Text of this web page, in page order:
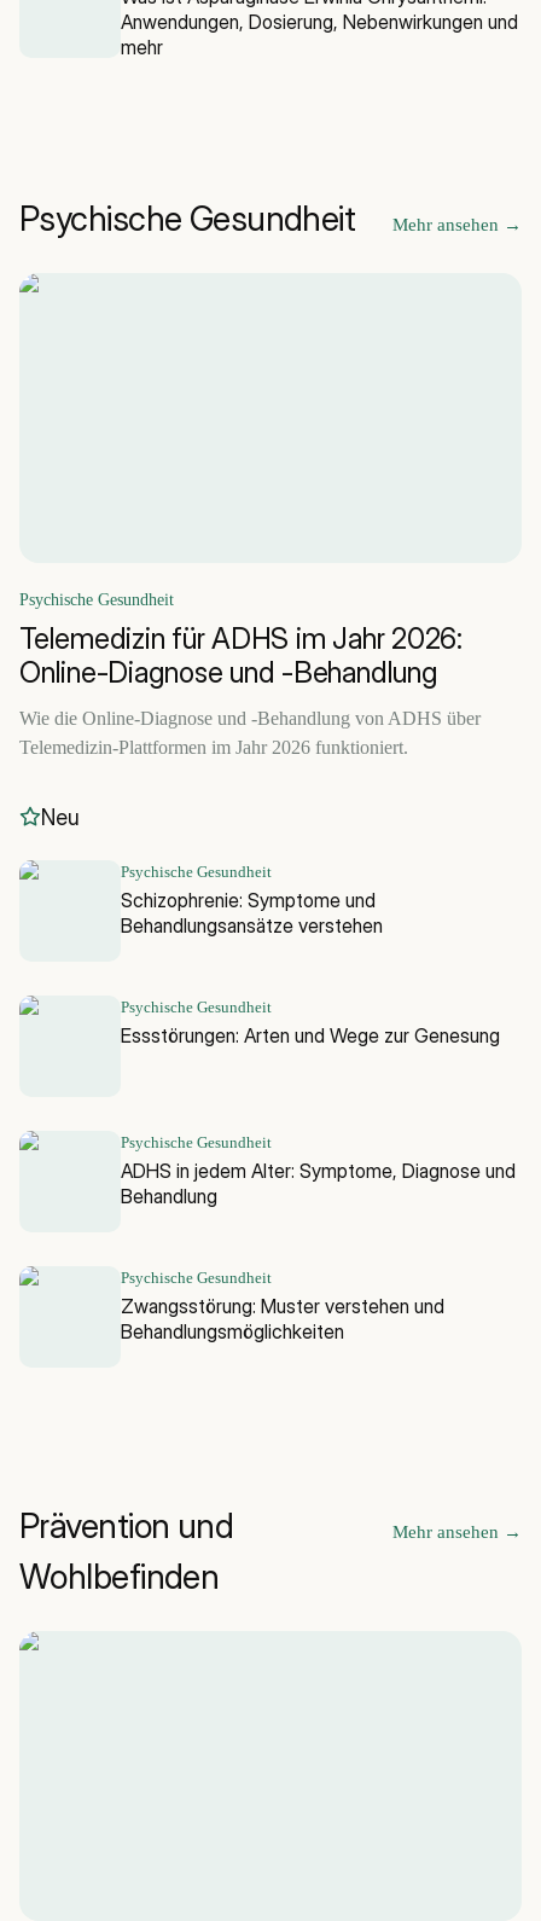
Anwendungen, Dosierung, Nebenwirkungen und
mehr
Psychische Gesundheit Mehr ansehen →
Psychische Gesundheit
Telemedizin für ADHS im Jahr 2026:
Online-Diagnose und -Behandlung
Wie die Online-Diagnose und -Behandlung von ADHS über
Telemedizin-Plattformen im Jahr 2026 funktioniert.
Neu
Psychische Gesundheit
Schizophrenie: Symptome und
Behandlungsansätze verstehen
Psychische Gesundheit
Essstörungen: Arten und Wege zur Genesung
Psychische Gesundheit
ADHS in jedem Alter: Symptome, Diagnose und
Behandlung
Psychische Gesundheit
Zwangsstörung: Muster verstehen und
Behandlungsmöglichkeiten
Prävention und
Wohlbefinden
Mehr ansehen →